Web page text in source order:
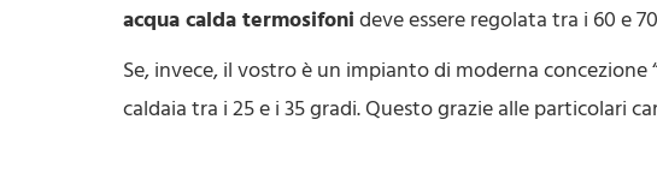
acqua calda termosifoni deve essere regolata tra i 60 e
Se, invece, il vostro è un impianto di moderna
caldaia tra i 25 e i 35 gradi. Questo grazie alle particolari